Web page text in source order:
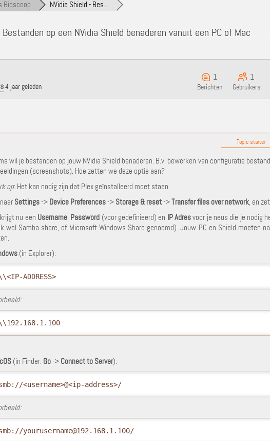
Bioscoop NVidia Shield - Bes...
op een NVidia Shield benaderen vanuit een PC of Mac
4 jaar geleden
1
Berichten
1
Gebruikers
Topic starter
wil je bestanden op jouw NVidia Shield benaderen. B.v. bewerken van configuratie
(screenshots). Hoe zetten we deze optie aan?
op: Het kan nodig zijn dat Plex geïnstalleerd moet staan.
Settings-> Device Preferences-> Storage & reset->Transfer files over network, en
nu een Username, Password (voor gedefinieerd) en IP Adresvoor je neus die je nodig
wel Samba share, of Microsoft Windows Share genoemd). Jouw PC en Shield moeten
(in Explorer):
ADDRESS>
(in Finder: Go-> Connect to Server):
<username>@<ip-address>/
yourusername@192.168.1.100/